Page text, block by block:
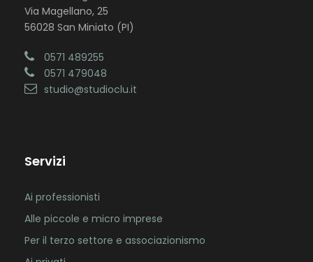
Via Magellano, 25
56028 San Miniato (PI)
0571 489255
0571 479048
studio@studioclu.it
Servizi
Ai professionisti
Alle piccole e micro imprese
Per il terzo settore e associazionismo